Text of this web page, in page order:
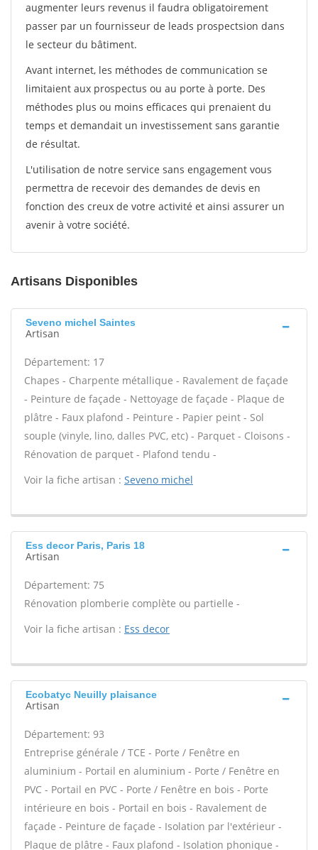
augmenter leurs revenus il faudra obligatoirement
passer par un fournisseur de leads prospectsion dans
le secteur du bâtiment.
Avant internet, les méthodes de communication se
limitaient aux prospectus ou au porte à porte. Des
méthodes plus ou moins efficaces qui prenaient du
temps et demandait un investissement sans garantie
de résultat.
L'utilisation de notre service sans engagement vous
permettra de recevoir des demandes de devis en
fonction des creux de votre activité et ainsi assurer un
avenir à votre société.
Artisans Disponibles
Seveno michel Saintes
Artisan
Département: 17
Chapes - Charpente métallique - Ravalement de façade
- Peinture de façade - Nettoyage de façade - Plaque de
plâtre - Faux plafond - Peinture - Papier peint - Sol
souple (vinyle, lino, dalles PVC, etc) - Parquet - Cloisons -
Rénovation de parquet - Plafond tendu -
Voir la fiche artisan : Seveno michel
Ess decor Paris, Paris 18
Artisan
Département: 75
Rénovation plomberie complète ou partielle -
Voir la fiche artisan : Ess decor
Ecobatyc Neuilly plaisance
Artisan
Département: 93
Entreprise générale / TCE - Porte / Fenêtre en
aluminium - Portail en aluminium - Porte / Fenêtre en
PVC - Portail en PVC - Porte / Fenêtre en bois - Porte
intérieure en bois - Portail en bois - Ravalement de
façade - Peinture de façade - Isolation par l'extérieur -
Plaque de plâtre - Faux plafond - Isolation phonique -